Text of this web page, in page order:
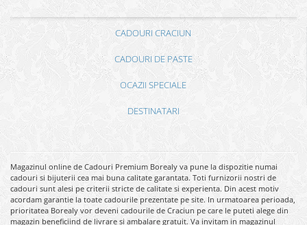
CADOURI CRACIUN
CADOURI DE PASTE
OCAZII SPECIALE
DESTINATARI
Magazinul online de Cadouri Premium Borealy va pune la dispozitie numai
cadouri si bijuterii cea mai buna calitate garantata. Toti furnizorii nostri de
cadouri sunt alesi pe criterii stricte de calitate si experienta. Din acest motiv
acordam garantie la toate cadourile prezentate pe site. In urmatoarea perioada,
prioritatea Borealy vor deveni cadourile de Craciun pe care le puteti alege din
magazin beneficiind de livrare si ambalare gratuit. Va invitam in magazinul